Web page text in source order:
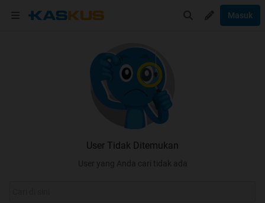
Masuk
User Tidak Ditemukan
User yang Anda cari tidak ada